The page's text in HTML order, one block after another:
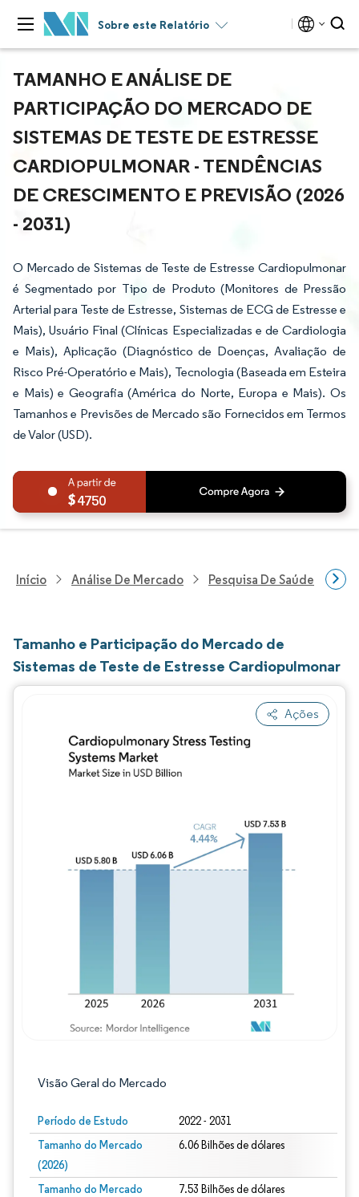
Sobre este Relatório
TAMANHO E ANÁLISE DE
PARTICIPAÇÃO DO MERCADO DE
SISTEMAS DE TESTE DE ESTRESSE
CARDIOPULMONAR - TENDÊNCIAS
DE CRESCIMENTO E PREVISÃO (2026
- 2031)
O Mercado de Sistemas de Teste de Estresse Cardiopulmonar
é Segmentado por Tipo de Produto (Monitores de Pressão
Arterial para Teste de Estresse, Sistemas de ECG de Estresse e
Mais), Usuário Final (Clínicas Especializadas e de Cardiologia
e Mais), Aplicação (Diagnóstico de Doenças, Avaliação de
Risco Pré-Operatório e Mais), Tecnologia (Baseada em Esteira
e Mais) e Geografia (América do Norte, Europa e Mais). Os
Tamanhos e Previsões de Mercado são Fornecidos em Termos
de Valor (USD).
4750
Início Análise De Mercado Pesquisa De Saúde
Tamanho e Participação do Mercado de
Sistemas de Teste de Estresse Cardiopulmonar
Ações
Visão Geral do Mercado
Período de Estudo 2022 - 2031
Tamanho do Mercado
(2026)
6.06 Bilhões de dólares
Tamanho do Mercado
7.53 Bilhões de dólares